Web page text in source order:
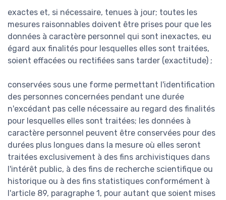
exactes et, si nécessaire, tenues à jour; toutes les
mesures raisonnables doivent être prises pour que les
données à caractère personnel qui sont inexactes, eu
égard aux finalités pour lesquelles elles sont traitées,
soient effacées ou rectifiées sans tarder (exactitude) ;
conservées sous une forme permettant l'identification
des personnes concernées pendant une durée
n'excédant pas celle nécessaire au regard des finalités
pour lesquelles elles sont traitées; les données à
caractère personnel peuvent être conservées pour des
durées plus longues dans la mesure où elles seront
traitées exclusivement à des fins archivistiques dans
l'intérêt public, à des fins de recherche scientifique ou
historique ou à des fins statistiques conformément à
l'article 89, paragraphe 1, pour autant que soient mises